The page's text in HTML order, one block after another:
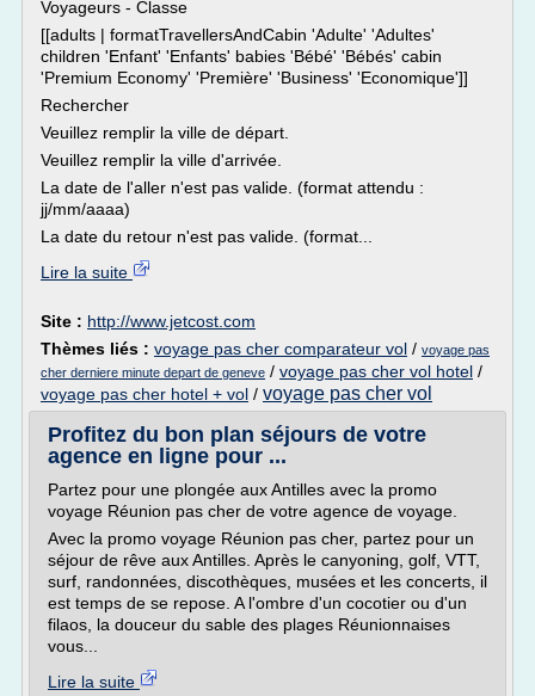
Voyageurs - Classe
[[adults | formatTravellersAndCabin 'Adulte' 'Adultes'
children 'Enfant' 'Enfants' babies 'Bébé' 'Bébés' cabin
'Premium Economy' 'Première' 'Business' 'Economique']]
Rechercher
Veuillez remplir la ville de départ.
Veuillez remplir la ville d'arrivée.
La date de l'aller n'est pas valide. (format attendu :
jj/mm/aaaa)
La date du retour n'est pas valide. (format...
Lire la suite
Site : http://www.jetcost.com
Thèmes liés : voyage pas cher comparateur vol / voyage pas
cher derniere minute depart de geneve / voyage pas cher vol hotel /
voyage pas cher hotel + vol / voyage pas cher vol
Profitez du bon plan séjours de votre
agence en ligne pour ...
Partez pour une plongée aux Antilles avec la promo
voyage Réunion pas cher de votre agence de voyage.
Avec la promo voyage Réunion pas cher, partez pour un
séjour de rêve aux Antilles. Après le canyoning, golf, VTT,
surf, randonnées, discothèques, musées et les concerts, il
est temps de se repose. A l'ombre d'un cocotier ou d'un
filaos, la douceur du sable des plages Réunionnaises
vous...
Lire la suite